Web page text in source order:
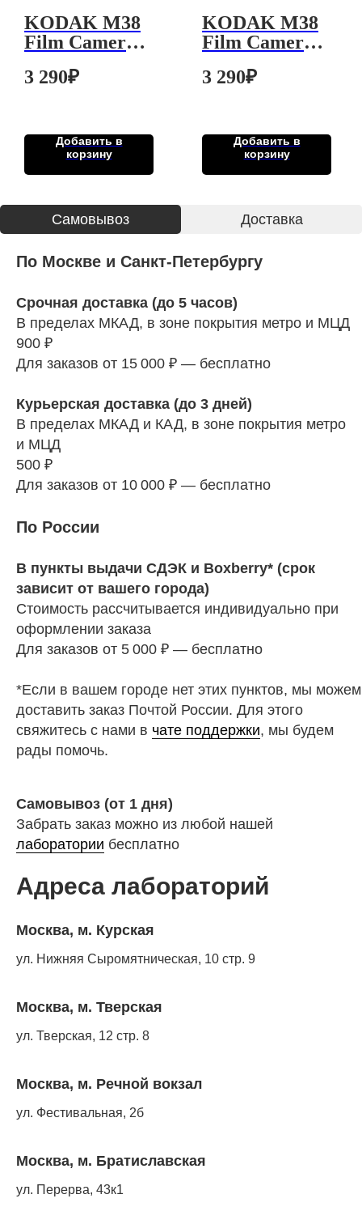
KODAK M38
Film Camera
4031
3 290₽
Добавить в
корзину
KODAK M38
Film Camera
4025
3 290₽
Добавить в
корзину
Cамовывоз Доставка
По Москве и Санкт-Петербургу
Срочная доставка (до 5 часов)
В пределах МКАД, в зоне покрытия метро и МЦД
900 ₽
Для заказов от 15 000 ₽ — бесплатно
Курьерская доставка (до 3 дней)
В пределах МКАД и КАД, в зоне покрытия метро
и МЦД
500 ₽
Для заказов от 10 000 ₽ — бесплатно
По России
В пункты выдачи СДЭК и Boxberry* (срок
зависит от вашего города)
Стоимость рассчитывается индивидуально при
оформлении заказа
Для заказов от 5 000 ₽ — бесплатно
*Если в вашем городе нет этих пунктов, мы можем
доставить заказ Почтой России. Для этого
свяжитесь с нами в чате поддержки, мы будем
рады помочь.
Самовывоз (от 1 дня)
Забрать заказ можно из любой нашей
лаборатории бесплатно
Адреса лабораторий
Москва, м. Курская
ул. Нижняя Сыромятническая, 10 стр. 9
Москва, м. Тверская
ул. Тверская, 12 стр. 8
Москва, м. Речной вокзал
ул. Фестивальная, 2б
Москва, м. Братиславская
ул. Перерва, 43к1